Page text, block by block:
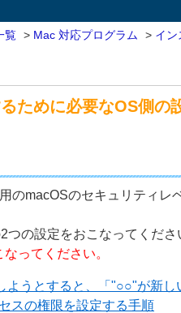
覧 > Mac 対応プログラム > イン
ために必要なOS側の
のmacOSのセキュリティレ
の設定をおこなってくださ
ってください。
ようとすると、「"○○"が新
スの権限を設定する手順